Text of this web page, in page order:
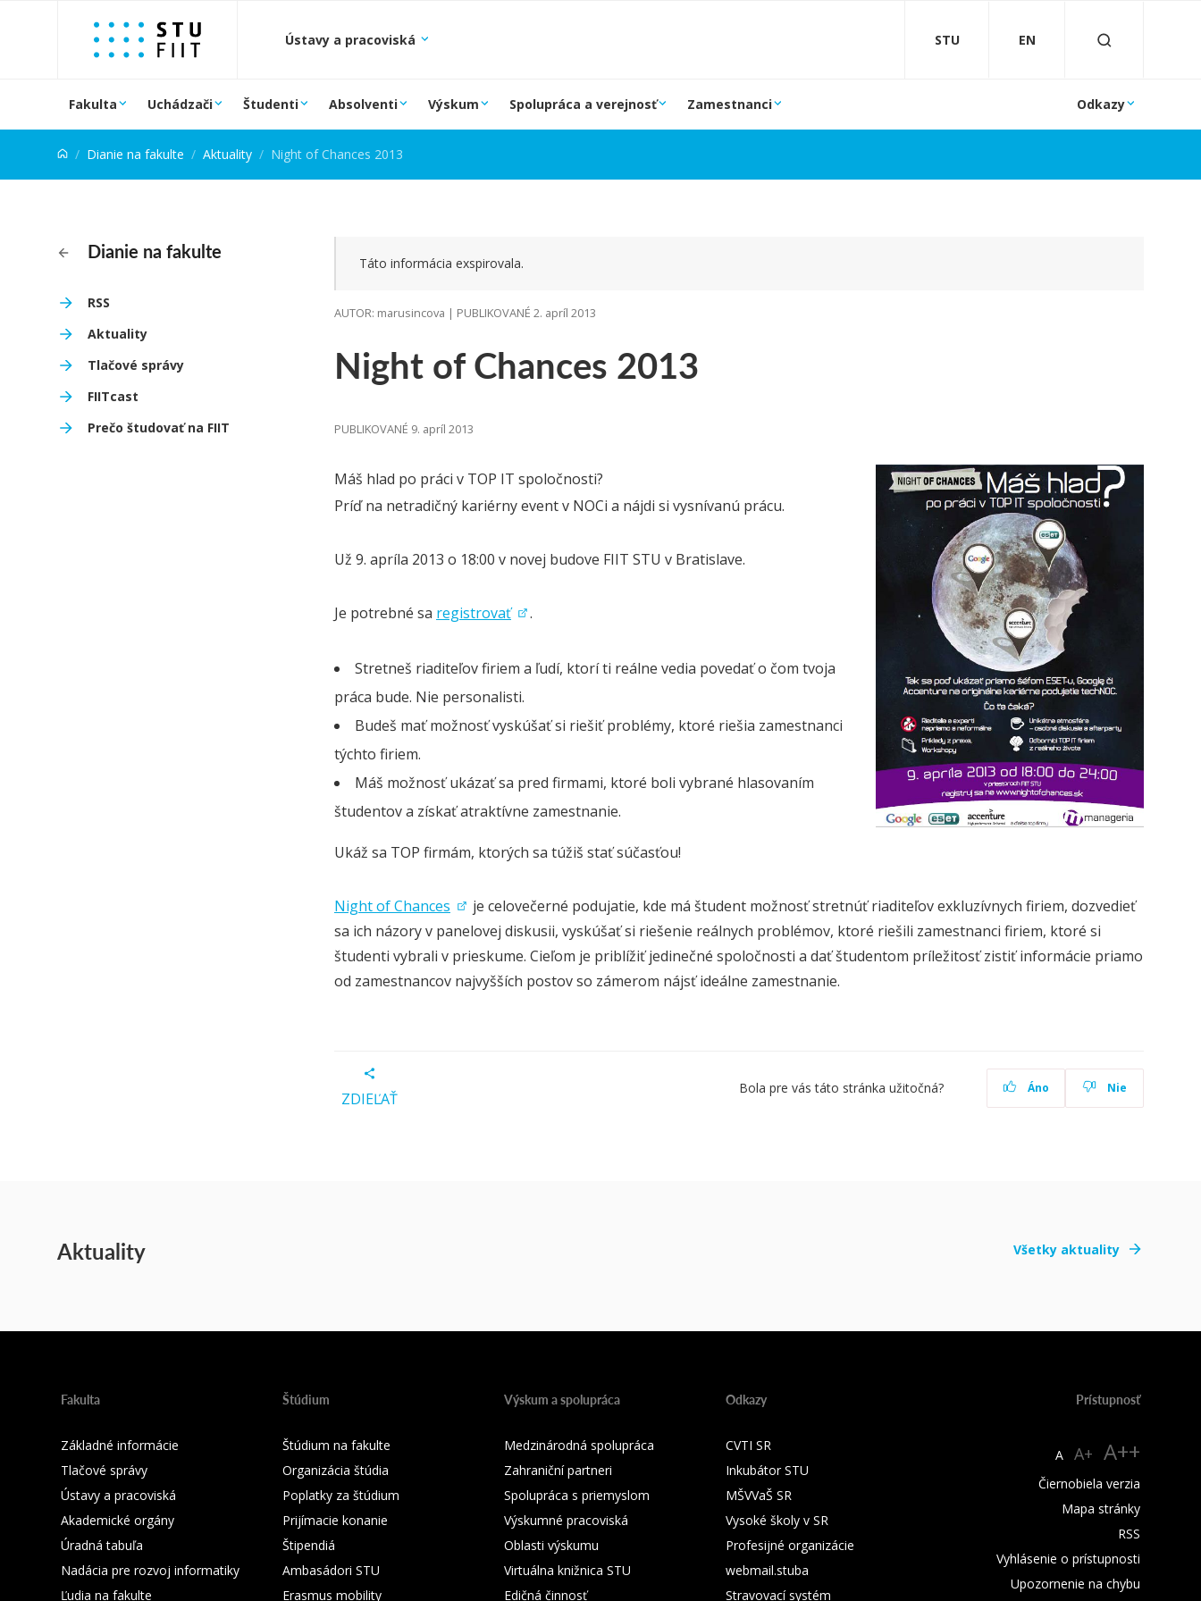
Prejsť na obsah
Ústavy a pracoviská STU EN
Fakulta Uchádzači Študenti Absolventi Výskum Spolupráca a verejnosť Zamestnanci Odkazy
Dianie na fakulte Aktuality Night of Chances 2013
Dianie na fakulte
RSS
Aktuality
Tlačové správy
FIITcast
Prečo študovať na FIIT
Night of Chances 2013
Táto informácia exspirovala.
AUTOR: marusincova | PUBLIKOVANÉ 2. apríl 2013
PUBLIKOVANÉ 9. apríl 2013
Máš hlad po práci v TOP IT spoločnosti?
Príď na netradičný kariérny event v NOCi a nájdi si vysnívanú prácu.
Už 9. apríla 2013 o 18:00 v novej budove FIIT STU v Bratislave.
Je potrebné sa registrovať .
Stretneš riaditeľov firiem a ľudí, ktorí ti reálne vedia povedať o čom tvoja
práca bude. Nie personalisti.
Budeš mať možnosť vyskúšať si riešiť problémy, ktoré riešia zamestnanci
týchto firiem.
Máš možnosť ukázať sa pred firmami, ktoré boli vybrané hlasovaním
študentov a získať atraktívne zamestnanie.
Ukáž sa TOP firmám, ktorých sa túžiš stať súčasťou!
Night of Chances
je celovečerné podujatie, kde má študent možnosť stretnúť riaditeľov exkluzívnych firiem, dozvedieť
sa ich názory v panelovej diskusii, vyskúšať si riešenie reálnych problémov, ktoré riešili zamestnanci firiem, ktoré si
študenti vybrali v prieskume. Cieľom je priblížiť jedinečné spoločnosti a dať študentom príležitosť zistiť informácie priamo
od zamestnancov najvyšších postov so zámerom nájsť ideálne zamestnanie.
ZDIEĽAŤ
Bola pre vás táto stránka užitočná? Áno Nie
Aktuality Všetky aktuality
Fakulta
Základné informácie
Tlačové správy
Ústavy a pracoviská
Akademické orgány
Úradná tabuľa
Nadácia pre rozvoj informatiky
Ľudia na fakulte
Štúdium
Štúdium na fakulte
Organizácia štúdia
Poplatky za štúdium
Prijímacie konanie
Štipendiá
Ambasádori STU
Erasmus mobility
Výskum a spolupráca
Medzinárodná spolupráca
Zahraniční partneri
Spolupráca s priemyslom
Výskumné pracoviská
Oblasti výskumu
Virtuálna knižnica STU
Edičná činnosť
Odkazy
CVTI SR
Inkubátor STU
MŠVVaŠ SR
Vysoké školy v SR
Profesijné organizácie
webmail.stuba
Stravovací systém
Prístupnosť
A A+ A++
Čiernobiela verzia
Mapa stránky
RSS
Vyhlásenie o prístupnosti
Upozornenie na chybu